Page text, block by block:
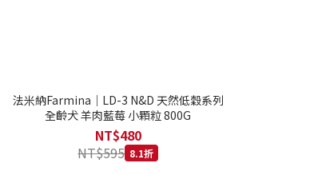
法米納Farmina｜LD-3 N&D 天然低穀系列
全齡犬 羊肉藍莓 小顆粒 800G
NT$480
NT$595 8.1折